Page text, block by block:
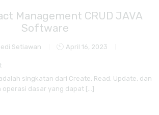
Management CRUD JAVA
Software
Setiawan April 16, 2023
singkatan dari Create, Read, Update, dan
operasi dasar yang dapat […]